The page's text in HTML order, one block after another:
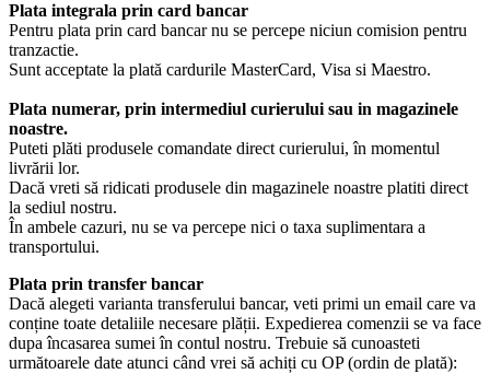
Plata integrala prin card bancar
Pentru plata prin card bancar nu se percepe niciun comision pentru
tranzactie.
Sunt acceptate la plată cardurile MasterCard, Visa si Maestro.
Plata numerar, prin intermediul curierului sau in magazinele
noastre.
Puteti plăti produsele comandate direct curierului, în momentul
livrării lor.
Dacă vreti să ridicati produsele din magazinele noastre platiti direct
la sediul nostru.
În ambele cazuri, nu se va percepe nici o taxa suplimentara a
transportului.
Plata prin transfer bancar
Dacă alegeti varianta transferului bancar, veti primi un email care va
conține toate detaliile necesare plății. Expedierea comenzii se va face
dupa încasarea sumei în contul nostru. Trebuie să cunoasteti
următoarele date atunci când vrei să achiți cu OP (ordin de plată):